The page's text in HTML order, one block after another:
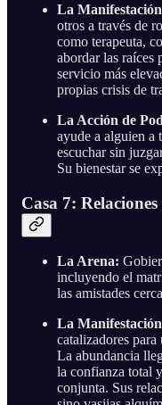
La
otros a través de
como terapeuta,
abordar las raíces
servicio más
propias crisis de
La Acción de
ayude a alguien a
escuchar sin
Su bienestar se
Casa 7:
La Arena:
incluyendo el
las amistades
La
catalizadores
La abundancia
la confianza total
conjunta. Sus